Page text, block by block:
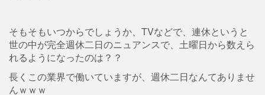
そもそもいつからでしょうか、TVなどで、連休というと
世の中が完全週休二日のニュアンスで、土曜日から数えら
れるようになったのは？？
長くこの業界で働いていますが、週休二日なんてありませ
んｗｗｗ